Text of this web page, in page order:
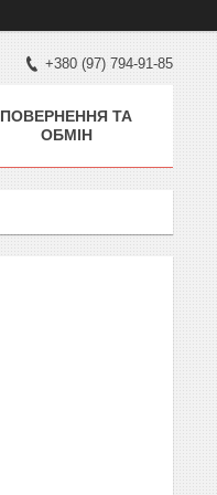
+380 (97) 794-91-85
ПОВЕРНЕННЯ ТА
ОБМІН